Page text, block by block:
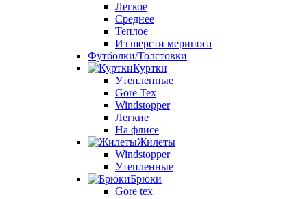
Легкое
Среднее
Теплое
Из шерсти мериноса
Футболки/Толстовки
Куртки
Утепленные
Gore Tex
Windstopper
Легкие
На флисе
Жилеты
Windstopper
Утепленные
Брюки
Gore tex